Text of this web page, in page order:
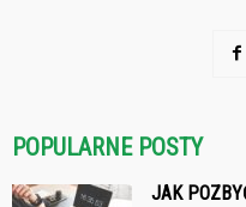
POPULARNE POSTY
JAK